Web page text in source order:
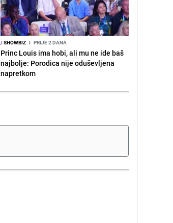
/SHOWBIZ I PRIJE 2 DANA
Princ Louis ima hobi, ali mu ne ide baš
najbolje: Porodica nije oduševljena
napretkom